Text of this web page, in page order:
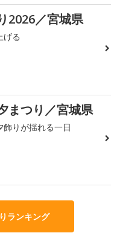
2026／宮城県
げる
まつり／宮城県
りが揺れる一日
ランキング